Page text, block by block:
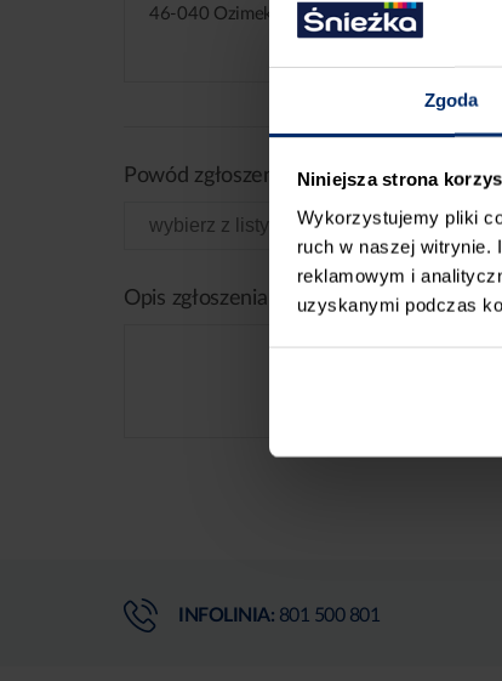
Zgoda
Niniejsza strona
Wykorzystujemy pliki
ruch w naszej witrynie.
reklamowym i
uzyskanymi podczas
46-040 Ozimek
Powód zgłoszenia
Opis zgłoszenia
INFOLINIA: 801 500 801